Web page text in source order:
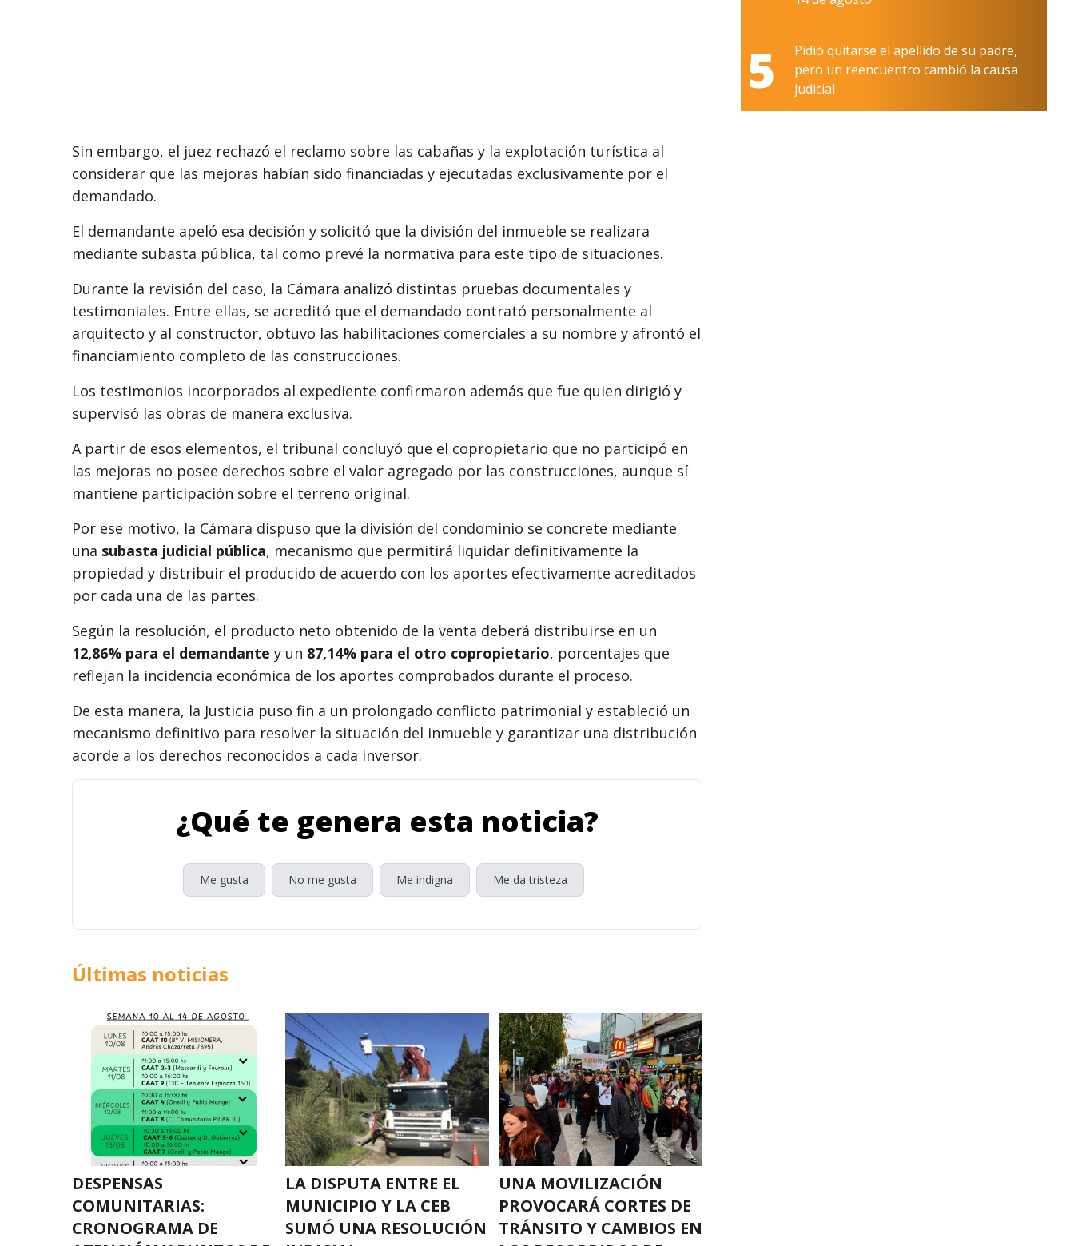
Sin embargo, el juez rechazó el reclamo sobre las cabañas y la explotación turística al
considerar que las mejoras habían sido financiadas y ejecutadas exclusivamente por el
demandado.
El demandante apeló esa decisión y solicitó que la división del inmueble se realizara
mediante subasta pública, tal como prevé la normativa para este tipo de situaciones.
Durante la revisión del caso, la Cámara analizó distintas pruebas documentales y
testimoniales. Entre ellas, se acreditó que el demandado contrató personalmente al
arquitecto y al constructor, obtuvo las habilitaciones comerciales a su nombre y afrontó el
financiamiento completo de las construcciones.
Los testimonios incorporados al expediente confirmaron además que fue quien dirigió y
supervisó las obras de manera exclusiva.
A partir de esos elementos, el tribunal concluyó que el copropietario que no participó en
las mejoras no posee derechos sobre el valor agregado por las construcciones, aunque sí
mantiene participación sobre el terreno original.
Por ese motivo, la Cámara dispuso que la división del condominio se concrete mediante
una subasta judicial pública, mecanismo que permitirá liquidar definitivamente la
propiedad y distribuir el producido de acuerdo con los aportes efectivamente acreditados
por cada una de las partes.
Según la resolución, el producto neto obtenido de la venta deberá distribuirse en un
12,86% para el demandante y un 87,14% para el otro copropietario, porcentajes que
reflejan la incidencia económica de los aportes comprobados durante el proceso.
De esta manera, la Justicia puso fin a un prolongado conflicto patrimonial y estableció un
mecanismo definitivo para resolver la situación del inmueble y garantizar una distribución
acorde a los derechos reconocidos a cada inversor.
¿Qué te genera esta noticia?
Me gusta No me gusta Me indigna Me da tristeza
Últimas noticias
DESPENSAS
COMUNITARIAS:
CRONOGRAMA DE
LA DISPUTA ENTRE EL
MUNICIPIO Y LA CEB
SUMÓ UNA RESOLUCIÓN
UNA MOVILIZACIÓN
PROVOCARÁ CORTES DE
TRÁNSITO Y CAMBIOS EN
5
Pidió quitarse el apellido de su padre,
pero un reencuentro cambió la causa
judicial